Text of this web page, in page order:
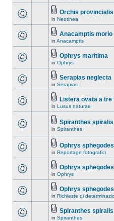
Orchis provincialis
in Neotinea
Anacamptis morio
in Anacamptis
Ophrys maritima
in Ophrys
Serapias neglecta
in Serapias
Listera ovata a tre
in Lusus naturae
Spiranthes spiralis
in Spiranthes
Ophrys
in Reportage fotografici
Ophrys
in Ophrys
Ophrys
in Richieste di
Spiranthes
in Spiranthes